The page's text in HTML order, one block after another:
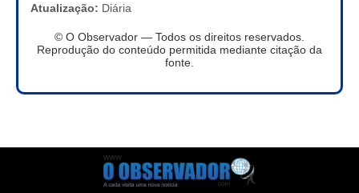
Atualização: Diária
© O Observador — Todos os direitos reservados.
Reprodução do conteúdo permitida mediante citação da
fonte.